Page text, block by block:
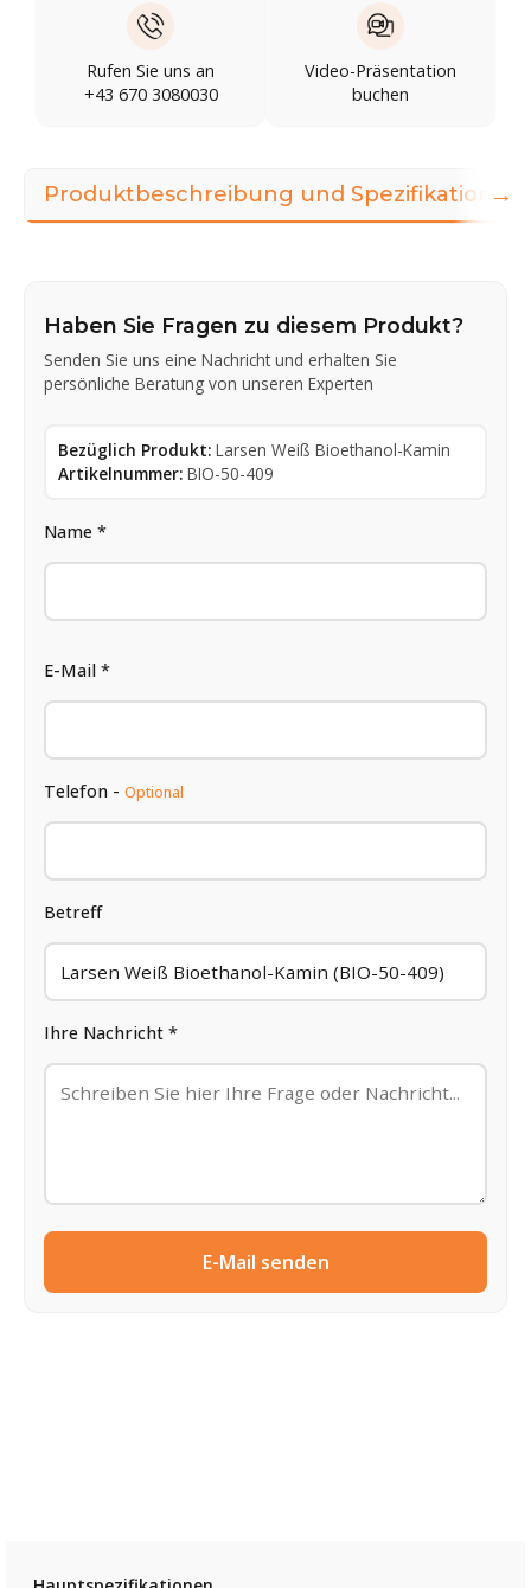
Rufen Sie uns an
+43 670 3080030
Video-Präsentation
buchen
Produktbeschreibung und Spezifikationen
Haben Sie Fragen zu diesem Produkt?
Senden Sie uns eine Nachricht und erhalten Sie
persönliche Beratung von unseren Experten
Bezüglich Produkt: Larsen Weiß Bioethanol-Kamin
Artikelnummer: BIO-50-409
Name *
E-Mail *
Telefon - Optional
Betreff
Ihre Nachricht *
E-Mail senden
→